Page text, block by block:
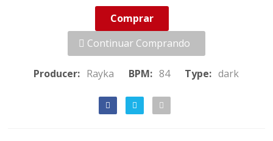
Comprar
Continuar Comprando
Producer: Rayka BPM: 84 Type: dark